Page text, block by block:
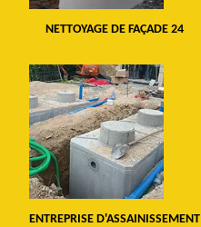
NETTOYAGE DE FAÇADE 24
ENTREPRISE D'ASSAINISSEMENT